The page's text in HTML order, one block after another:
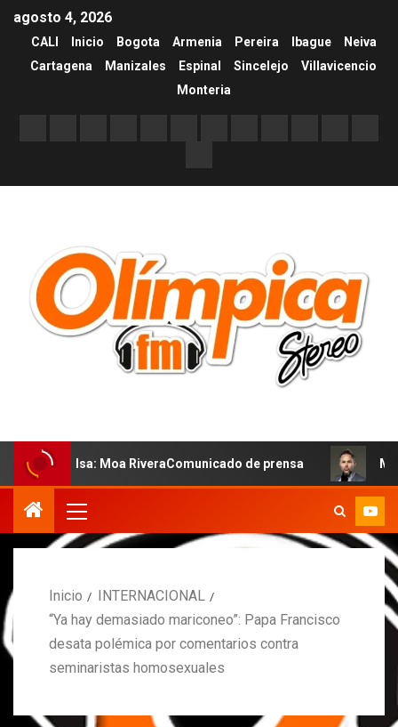
agosto 4, 2026
CALI Inicio Bogota Armenia Pereira Ibague
Neiva
Cartagena
Manizales Espinal Sincelejo
Villavicencio
Monteria
Moa RiveraComunicado de prensa MARCOS
Inicio
INTERNACIONAL
“Ya hay demasiado mariconeo”: Papa Francisco
desata polémica por comentarios contra
seminaristas homosexuales